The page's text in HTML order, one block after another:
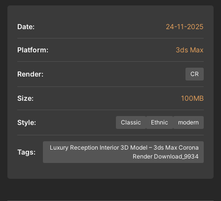
Date: 24-11-2025
Platform: 3ds Max
Render: CR
Size: 100MB
Style: Classic Ethnic modern
Tags:
Luxury Reception Interior 3D Model – 3ds Max Corona
Render Download_9934